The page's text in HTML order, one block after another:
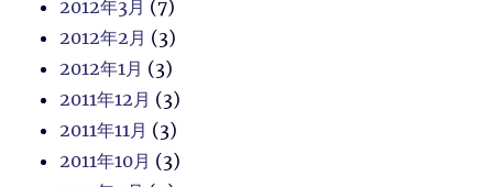
2012年3月 (7)
2012年2月 (3)
2012年1月 (3)
2011年12月 (3)
2011年11月 (3)
2011年10月 (3)